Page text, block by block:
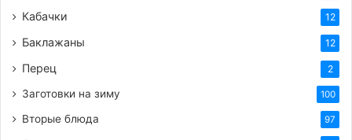
Кабачки 12
Баклажаны 12
Перец 2
Заготовки на зиму 100
Вторые блюда 97